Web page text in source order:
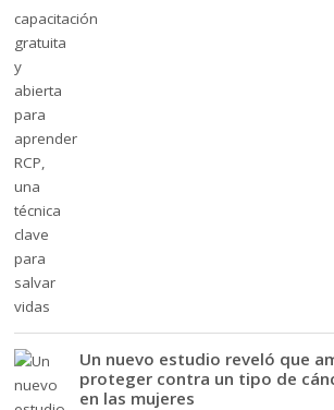
Un nuevo estudio reveló que
proteger contra un tipo de
en las mujeres